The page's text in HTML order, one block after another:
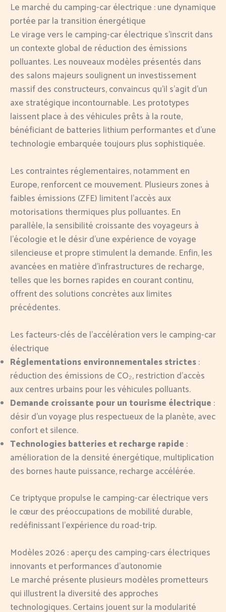
Le marché du camping-car électrique : une dynamique
portée par la transition énergétique
Le virage vers le camping-car électrique s’inscrit dans
un contexte global de réduction des émissions
polluantes. Les nouveaux modèles présentés dans
des salons majeurs soulignent un investissement
massif des constructeurs, convaincus qu’il s’agit d’un
axe stratégique incontournable. Les prototypes
laissent place à des véhicules prêts à la route,
bénéficiant de batteries lithium performantes et d’une
technologie embarquée toujours plus sophistiquée.
Les contraintes réglementaires, notamment en
Europe, renforcent ce mouvement. Plusieurs zones à
faibles émissions (ZFE) limitent l’accès aux
motorisations thermiques plus polluantes. En
parallèle, la sensibilité croissante des voyageurs à
l’écologie et le désir d’une expérience de voyage
silencieuse et propre stimulent la demande. Enfin, les
avancées en matière d’infrastructures de recharge,
telles que les bornes rapides en courant continu,
offrent des solutions concrètes aux limites
précédentes.
Les facteurs-clés de l’accélération vers le camping-car
électrique
Réglementations environnementales strictes:
réduction des émissions de CO₂, restriction d’accès
aux centres urbains pour les véhicules polluants.
Demande croissante pour un tourisme électrique :
désir d’un voyage plus respectueux de la planète, avec
confort et silence.
Technologies batteries et recharge rapide :
amélioration de la densité énergétique, multiplication
des bornes haute puissance, recharge accélérée.
Ce triptyque propulse le camping-car électrique vers
le cœur des préoccupations de mobilité durable,
redéfinissant l’expérience du road-trip.
Modèles 2026 : aperçu des camping-cars électriques
innovants et performances d’autonomie
Le marché présente plusieurs modèles prometteurs
qui illustrent la diversité des approches
technologiques. Certains jouent sur la modularité